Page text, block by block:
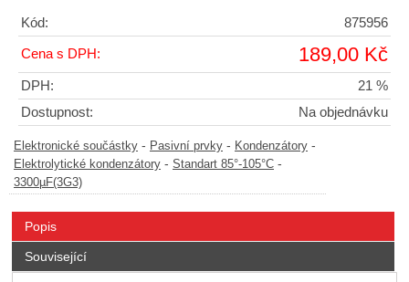
Kód: 875956
Cena s DPH: 189,00 Kč
DPH:
21 %
Dostupnost:
Na objednávku
Elektronické součástky - Pasivní prvky - Kondenzátory -
Elektrolytické kondenzátory - Standart 85°-105°C -
3300µF(3G3)
Popis
Související